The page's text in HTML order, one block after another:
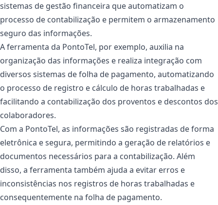
sistemas de gestão financeira que automatizam o
processo de contabilização e permitem o armazenamento
seguro das informações.
A ferramenta da PontoTel, por exemplo, auxilia na
organização das informações e realiza integração com
diversos sistemas de folha de pagamento, automatizando
o processo de registro e cálculo de horas trabalhadas e
facilitando a contabilização dos proventos e descontos dos
colaboradores.
Com a PontoTel, as informações são registradas de forma
eletrônica e segura, permitindo a geração de relatórios e
documentos necessários para a contabilização. Além
disso, a ferramenta também ajuda a evitar erros e
inconsistências nos registros de horas trabalhadas e
consequentemente na folha de pagamento.